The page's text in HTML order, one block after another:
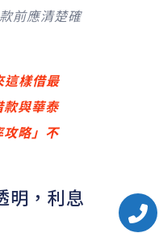
前應清楚確
這樣借最
與華泰
攻略」不
明，利息